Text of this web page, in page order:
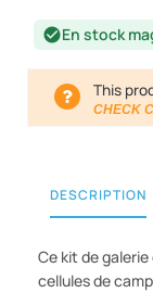
check_circleEn stock
This
CHECK
DESCRIPTION
Ce kit de
cellules de